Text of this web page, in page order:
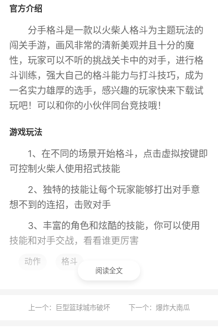
官方介绍
分手格斗是一款以火柴人格斗为主题玩法的
闯关手游，画风非常的清新美观并且十分的魔
性，玩家可以不听的挑战关卡中的对手，进行格
斗训练，强大自己的格斗能力与打斗技巧，成为
一名实力雄厚的选手，感兴趣的玩家快来下载试
玩吧！可以和你的小伙伴同台竞技哦！
游戏玩法
1、在不同的场景开始格斗，点击虚拟按键即
可控制火柴人使用招式技能
2、独特的技能让每个玩家能够打出对手意
想不到的连招，击败对手
3、丰富的角色和炫酷的技能，你可以使用
技能和对手交战，看看谁更厉害
游戏特色
大家可以随意选择
动作 格斗
阅读全文
上一个：巨型篮球城市破坏 下一个：爆炸大南瓜